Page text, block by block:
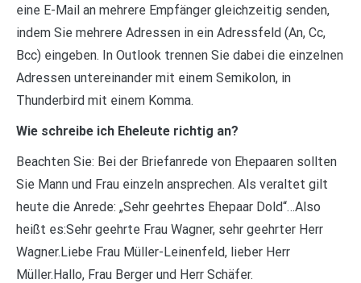
eine E-Mail an mehrere Empfänger gleichzeitig senden,
indem Sie mehrere Adressen in ein Adressfeld (An, Cc,
Bcc) eingeben. In Outlook trennen Sie dabei die einzelnen
Adressen untereinander mit einem Semikolon, in
Thunderbird mit einem Komma.
Wie schreibe ich Eheleute richtig an?
Beachten Sie: Bei der Briefanrede von Ehepaaren sollten
Sie Mann und Frau einzeln ansprechen. Als veraltet gilt
heute die Anrede: „Sehr geehrtes Ehepaar Dold“…Also
heißt es:Sehr geehrte Frau Wagner, sehr geehrter Herr
Wagner.Liebe Frau Müller-Leinenfeld, lieber Herr
Müller.Hallo, Frau Berger und Herr Schäfer.